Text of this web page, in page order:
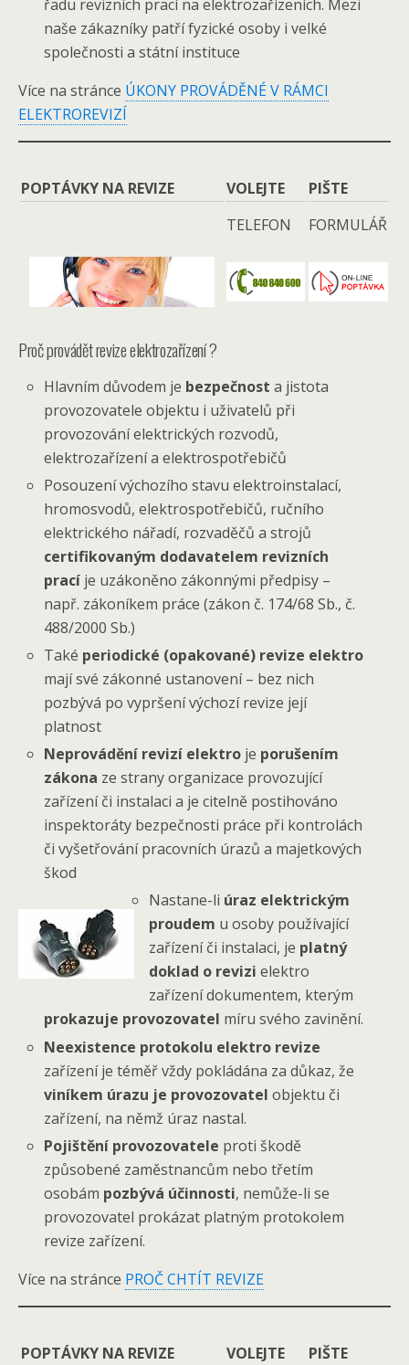
řadu revizních prací na elektrozařízeních. Mezi
naše zákazníky patří fyzické osoby i velké
společnosti a státní instituce
Více na stránce ÚKONY PROVÁDĚNÉ V RÁMCI
ELEKTROREVIZÍ
POPTÁVKY NA REVIZE VOLEJTE
PIŠTE
TELEFON
FORMULÁŘ
Proč provádět revize elektrozařízení ?
Hlavním důvodem je bezpečnost a jistota
provozovatele objektu i uživatelů při
provozování elektrických rozvodů,
elektrozařízení a elektrospotřebičů
Posouzení výchozího stavu elektroinstalací,
hromosvodů, elektrospotřebičů, ručního
elektrického nářadí, rozvaděčů a strojů
certifikovaným dodavatelem revizních
prací je uzákoněno zákonnými předpisy –
např. zákoníkem práce (zákon č. 174/68 Sb., č.
488/2000 Sb.)
Také periodické (opakované) revize elektro
mají své zákonné ustanovení – bez nich
pozbývá po vypršení výchozí revize její
platnost
Neprovádění revizí elektro je porušením
zákona ze strany organizace provozující
zařízení či instalaci a je citelně postihováno
inspektoráty bezpečnosti práce při kontrolách
či vyšetřování pracovních úrazů a majetkových
škod
Nastane-li úraz elektrickým
proudem u osoby používající
zařízení či instalaci, je platný
doklad o revizi elektro
zařízení dokumentem, kterým
prokazuje provozovatel míru svého zavinění.
Neexistence protokolu elektro revize
zařízení je téměř vždy pokládána za důkaz, že
viníkem úrazu je provozovatel objektu či
zařízení, na němž úraz nastal.
Pojištění provozovatele proti škodě
způsobené zaměstnancům nebo třetím
osobám pozbývá účinnosti, nemůže-li se
provozovatel prokázat platným protokolem
revize zařízení.
Více na stránce PROČ CHTÍT REVIZE
POPTÁVKY NA REVIZE VOLEJTE
PIŠTE